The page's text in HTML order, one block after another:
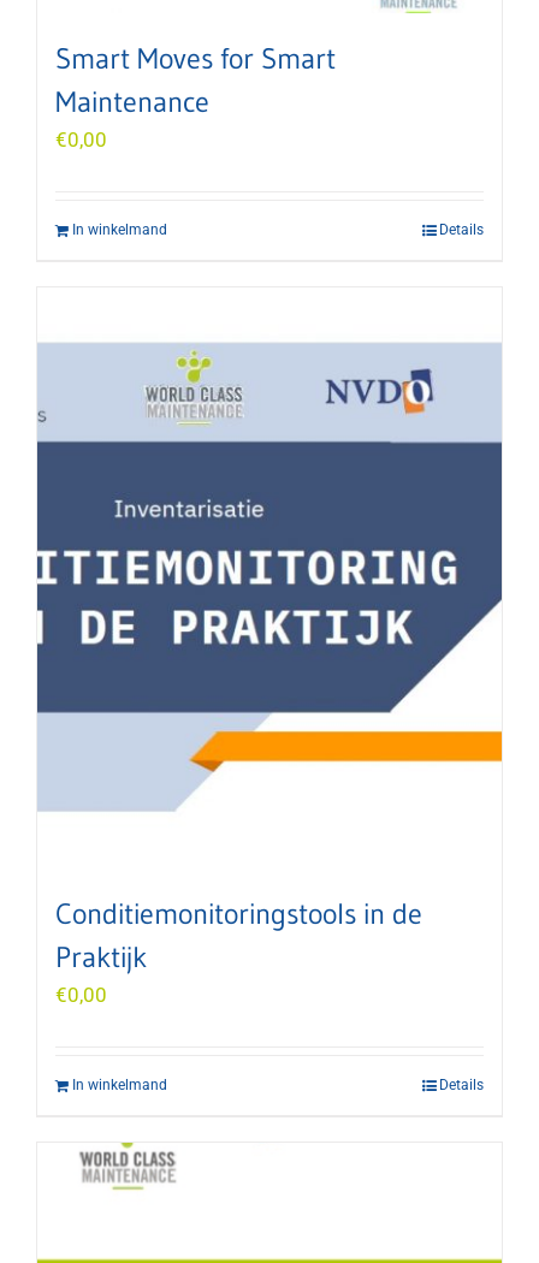
Smart Moves for Smart
Maintenance
€0,00
In winkelmand Details
Conditiemonitoringstools in de
Praktijk
€0,00
In winkelmand Details